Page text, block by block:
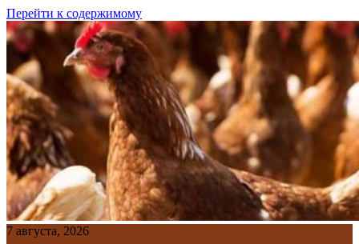
Перейти к содержимому
7 августа, 2026